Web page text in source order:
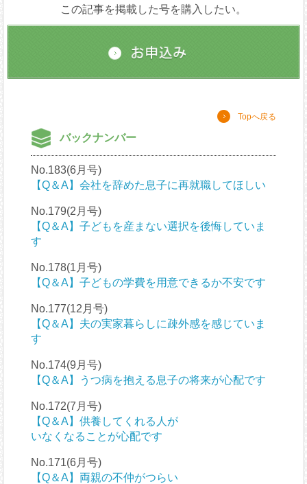
この記事を掲載した号を購入したい。
Topへ戻る
バックナンバー
No.183(6月号)
【Q＆A】会社を辞めた息子に再就職してほしい
No.179(2月号)
【Q＆A】子どもを産まない選択を後悔していま
す
No.178(1月号)
【Q＆A】子どもの学費を用意できるか不安です
No.177(12月号)
【Q＆A】夫の実家暮らしに疎外感を感じていま
す
No.174(9月号)
【Q＆A】うつ病を抱える息子の将来が心配です
No.172(7月号)
【Q＆A】供養してくれる人が
いなくなることが心配です
No.171(6月号)
【Q＆A】両親の不仲がつらい